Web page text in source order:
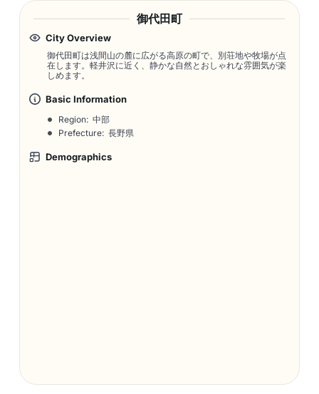
御代田町
City Overview
御代田町は浅間山の麓に広がる高原の町で、別荘地や牧場が点
在します。軽井沢に近く、静かな自然とおしゃれな雰囲気が楽
しめます。
Basic Information
Region: 中部
Prefecture: 長野県
Demographics